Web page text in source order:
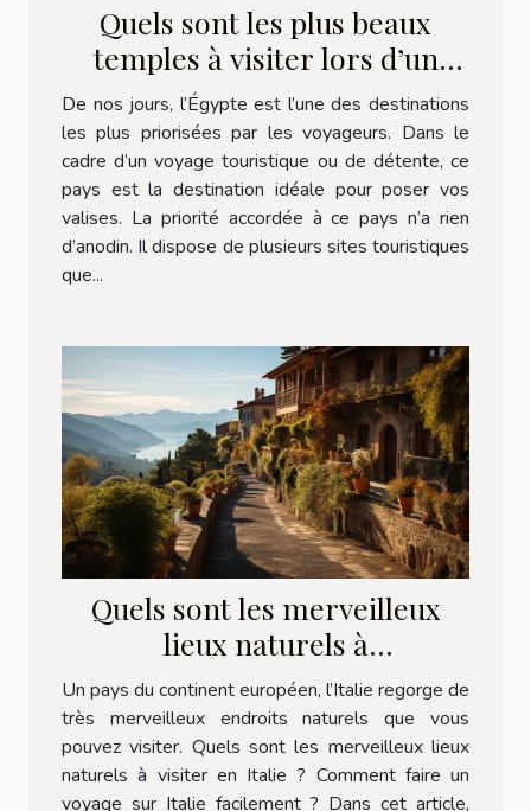
Quels sont les plus beaux
temples à visiter lors d’un
voyage en Égypte ?
De nos jours, l’Égypte est l’une des destinations
les plus priorisées par les voyageurs. Dans le
cadre d’un voyage touristique ou de détente, ce
pays est la destination idéale pour poser vos
valises. La priorité accordée à ce pays n’a rien
d’anodin. Il dispose de plusieurs sites touristiques
que...
Quels sont les merveilleux
lieux naturels à
visiter en Italie ?
Un pays du continent européen, l’Italie regorge de
très merveilleux endroits naturels que vous
pouvez visiter. Quels sont les merveilleux lieux
naturels à visiter en Italie ? Comment faire un
voyage sur Italie facilement ? Dans cet article,